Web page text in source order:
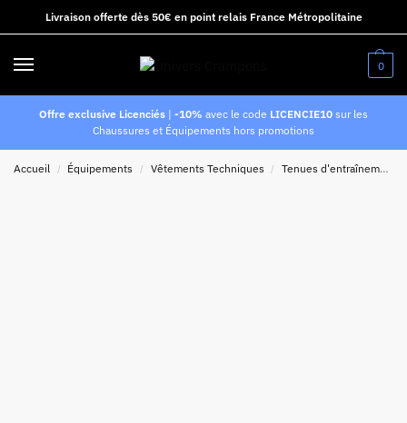
Livraison offerte dès 50€ en point relais France Métropolitaine
0
Offre exclusive Licenciés | -10% avec le code LICENCIE10 sur les
Chaussures et Équipements hors promotions
Accueil / Équipements / Vêtements Techniques / Tenues d'entraînement